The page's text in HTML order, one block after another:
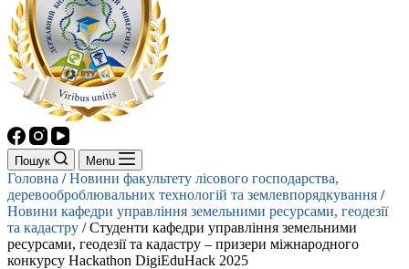
Пошук Menu
Головна /Новини факультету лісового господарства,
деревооброблювальних технологій та землевпорядкування /
Новини кафедри управління земельними ресурсами, геодезії
та кадастру /Студенти кафедри управління земельними
ресурсами, геодезії та кадастру – призери міжнародного
конкурсу Hackathon DigiEduHack 2025